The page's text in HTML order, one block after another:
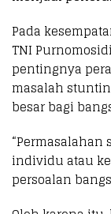
Pada
TNI
pentingnya
masalah
besar bagi
individu atau
persoalan